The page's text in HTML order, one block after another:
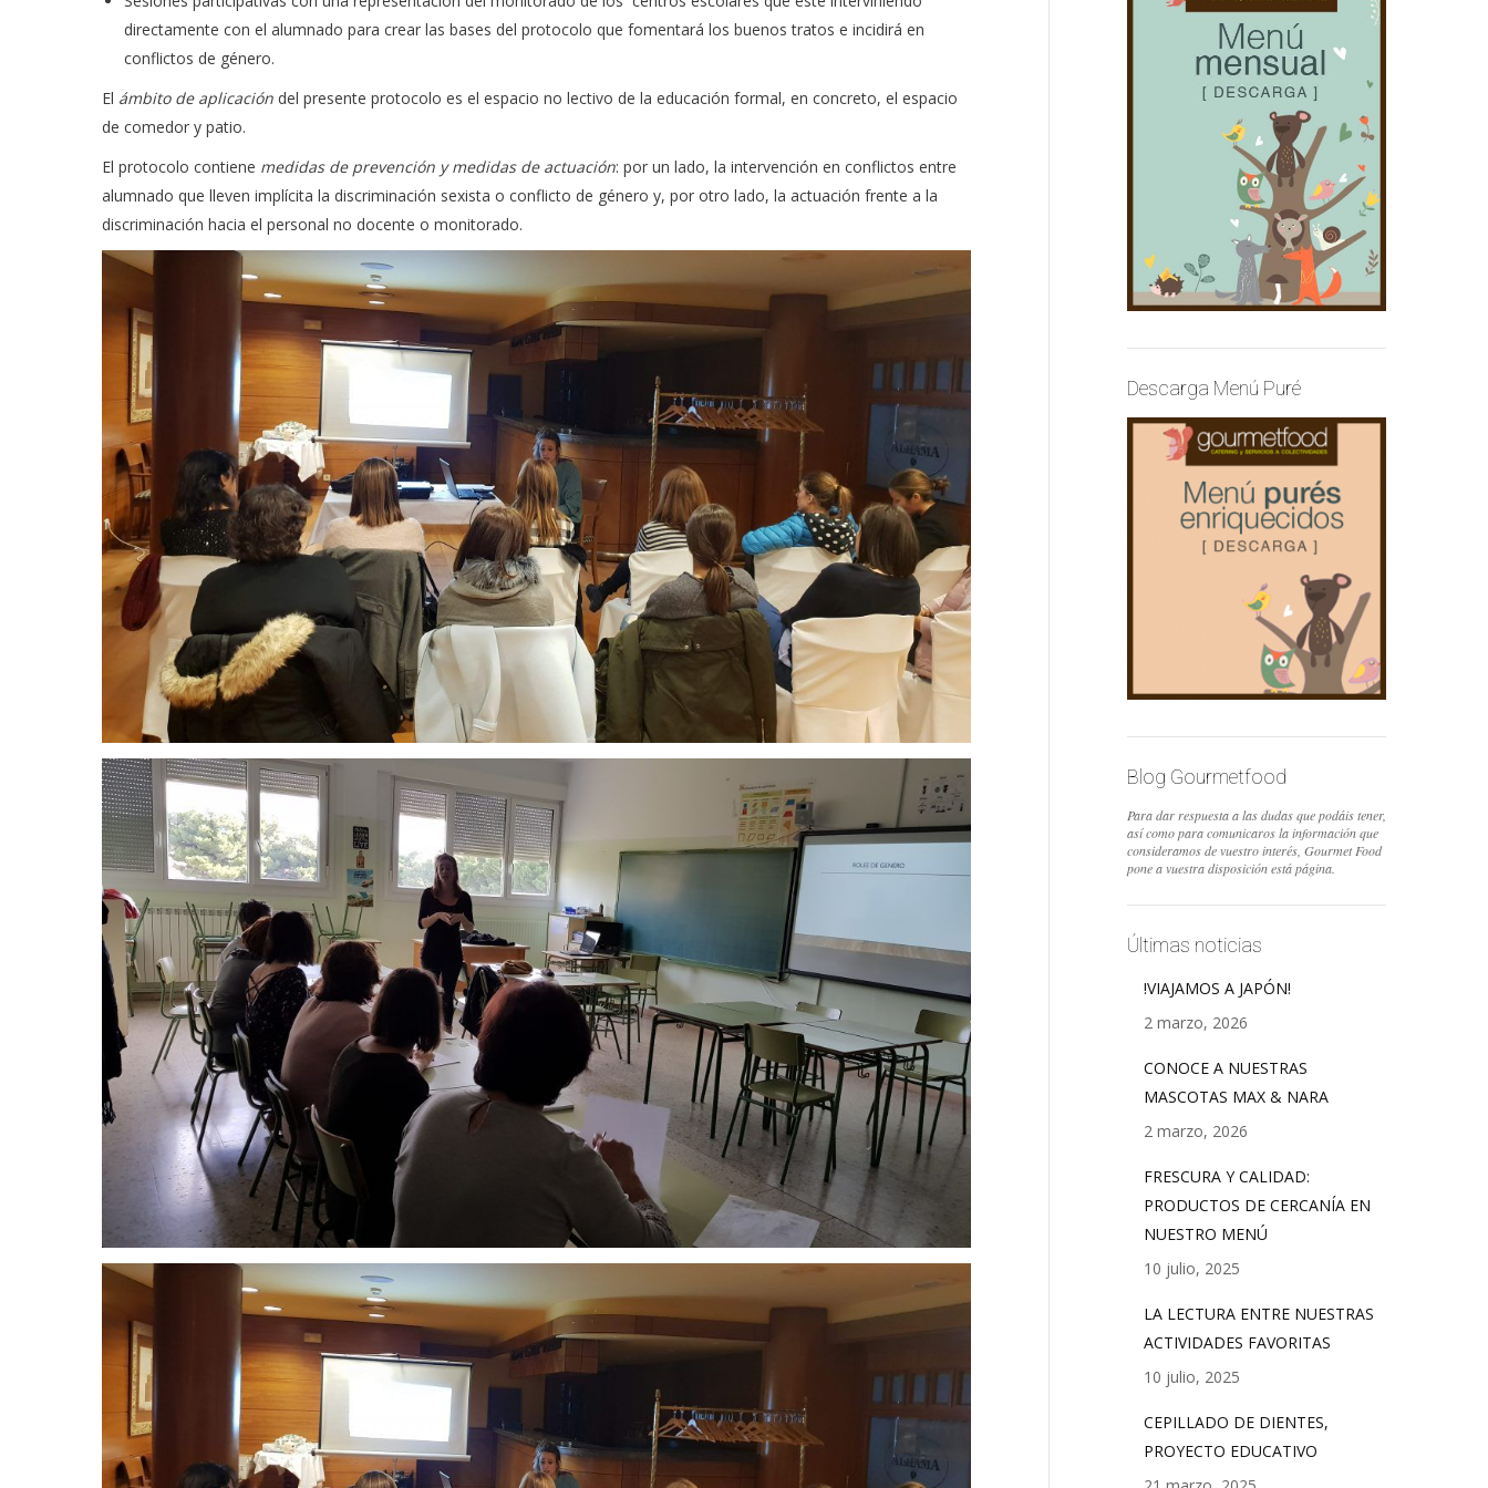
directamente con el alumnado para crear las bases del protocolo que fomentará los buenos tratos e incidirá en
conflictos de género.
El ámbito de aplicación del presente protocolo es el espacio no lectivo de la educación formal, en concreto, el espacio
de comedor y patio.
El protocolo contiene medidas de prevención y medidas de actuación: por un lado, la intervención en conflictos entre
alumnado que lleven implícita la discriminación sexista o conflicto de género y, por otro lado, la actuación frente a la
discriminación hacia el personal no docente o monitorado.
Descarga Menú Puré
Blog Gourmetfood
Para dar respuesta a las dudas que podáis tener,
así como para comunicaros la información que
consideramos de vuestro interés, Gourmet Food
pone a vuestra disposición está página.
Últimas noticias
!VIAJAMOS A JAPÓN!
2 marzo, 2026
CONOCE A NUESTRAS
MASCOTAS MAX & NARA
2 marzo, 2026
FRESCURA Y CALIDAD:
PRODUCTOS DE CERCANÍA EN
NUESTRO MENÚ
10 julio, 2025
LA LECTURA ENTRE NUESTRAS
ACTIVIDADES FAVORITAS
10 julio, 2025
CEPILLADO DE DIENTES,
PROYECTO EDUCATIVO